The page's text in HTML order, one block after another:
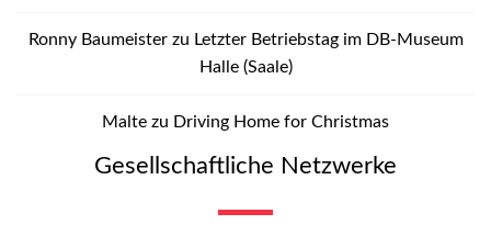
Ronny Baumeisterzu Letzter Betriebstag im DB-Museum
Halle (Saale)
Malte zu Driving Home for Christmas
Gesellschaftliche Netzwerke